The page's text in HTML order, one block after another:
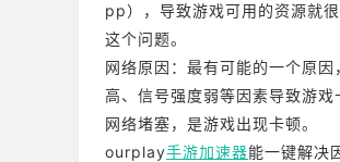
pp），导致游戏可用的资源就
这个问题。
网络原因：最有可能的一个原
高、信号强度弱等因素导致游
网络堵塞，是游戏出现卡顿。
ourplay手游加速器能一键解决